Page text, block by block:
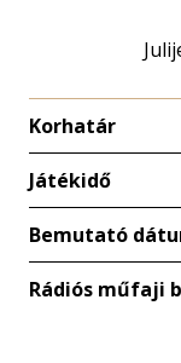
Korhatár
Játékidő
Bemutató
Rádiós műfaji